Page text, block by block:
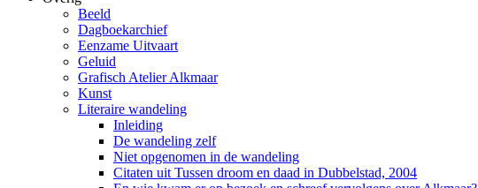
Beeld
Dagboekarchief
Eenzame Uitvaart
Geluid
Grafisch Atelier Alkmaar
Kunst
Literaire wandeling
Inleiding
De wandeling zelf
Niet opgenomen in de wandeling
Citaten uit Tussen droom en daad in Dubbelstad, 2004